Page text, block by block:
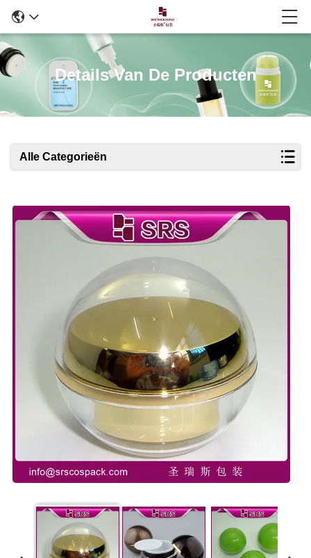
Details Van De Producten
Alle Categorieën